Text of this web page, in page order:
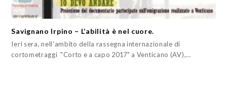
Savignano Irpino – L’abilità è nel cuore.
Ieri sera, nell'ambito della rassegna internazionale di
cortometraggi "Corto e a capo 2017" a Venticano (AV),…